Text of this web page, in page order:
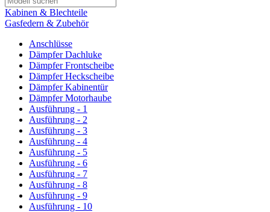
Kabinen & Blechteile
Gasfedern & Zubehör
Anschlüsse
Dämpfer Dachluke
Dämpfer Frontscheibe
Dämpfer Heckscheibe
Dämpfer Kabinentür
Dämpfer Motorhaube
Ausführung - 1
Ausführung - 2
Ausführung - 3
Ausführung - 4
Ausführung - 5
Ausführung - 6
Ausführung - 7
Ausführung - 8
Ausführung - 9
Ausführung - 10